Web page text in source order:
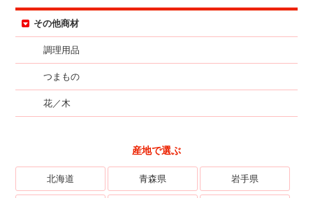
その他商材
調理用品
つまもの
花／木
産地で選ぶ
北海道 青森県 岩手県